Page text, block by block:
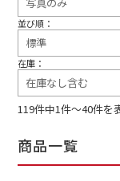
並び順：
在庫：
119件中1件～40件を
商品一覧